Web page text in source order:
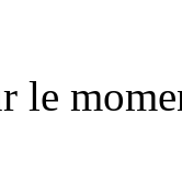
le